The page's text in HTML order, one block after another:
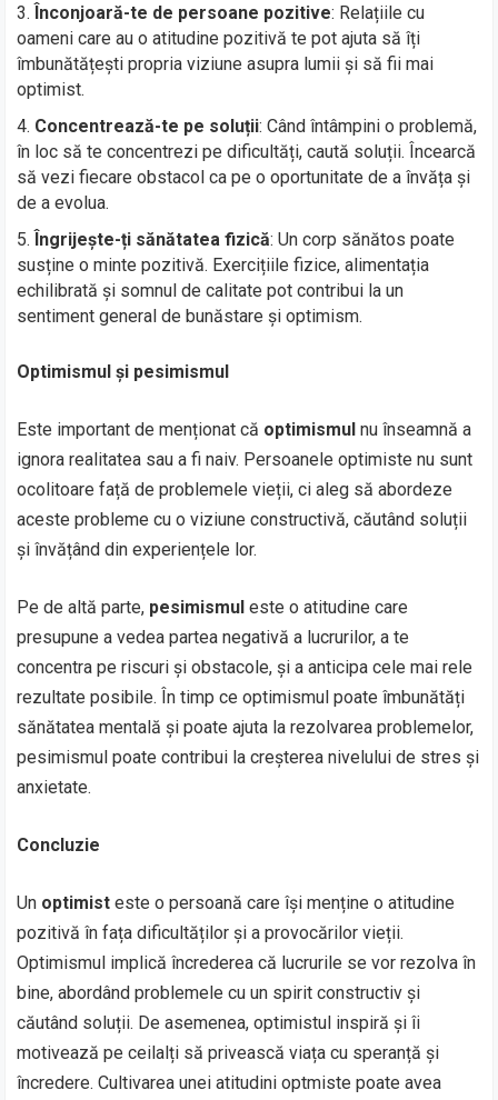
Înconjoară-te de persoane pozitive: Relațiile cu
oameni care au o atitudine pozitivă te pot ajuta să îți
îmbunătățești propria viziune asupra lumii și să fii mai
optimist.
Concentrează-te pe soluții: Când întâmpini o problemă,
în loc să te concentrezi pe dificultăți, caută soluții. Încearcă
să vezi fiecare obstacol ca pe o oportunitate de a învăța și
de a evolua.
Îngrijește-ți sănătatea fizică: Un corp sănătos poate
susține o minte pozitivă. Exercițiile fizice, alimentația
echilibrată și somnul de calitate pot contribui la un
sentiment general de bunăstare și optimism.
Optimismul și pesimismul
Este important de menționat că optimismul nu înseamnă a
ignora realitatea sau a fi naiv. Persoanele optimiste nu sunt
ocolitoare față de problemele vieții, ci aleg să abordeze
aceste probleme cu o viziune constructivă, căutând soluții
și învățând din experiențele lor.
Pe de altă parte, pesimismul este o atitudine care
presupune a vedea partea negativă a lucrurilor, a te
concentra pe riscuri și obstacole, și a anticipa cele mai rele
rezultate posibile. În timp ce optimismul poate îmbunătăți
sănătatea mentală și poate ajuta la rezolvarea problemelor,
pesimismul poate contribui la creșterea nivelului de stres și
anxietate.
Concluzie
Un optimist este o persoană care își menține o atitudine
pozitivă în fața dificultăților și a provocărilor vieții.
Optimismul implică încrederea că lucrurile se vor rezolva în
bine, abordând problemele cu un spirit constructiv și
căutând soluții. De asemenea, optimistul inspiră și îi
motivează pe ceilalți să privească viața cu speranță și
încredere. Cultivarea unei atitudini optmiste poate avea